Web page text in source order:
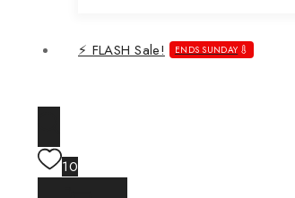
⚡ FLASH Sale! ENDS SUNDAY
10